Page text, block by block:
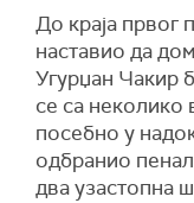
До краја првог
наставио да
Угурџан Чакир
се са неколико
посебно у
одбранио пенал
два узастопна